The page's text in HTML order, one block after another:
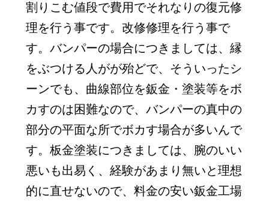
割りこむ値段で費用でそれなりの復元修
理を行う事です。改修修理を行う事で
す。バンパーの場合につきましては、縁
をぶつける人がが殆どで、そういったシ
ーンでも、曲線部位を鈑金・塗装等をボ
カすのは困難なので、バンパーの真中の
部分の平面な所でボカす場合が多いんで
す。板金塗装につきましては、腕のいい
悪いも出易く、経験があまり無いと理想
的に直せないので、料金の安い鈑金工場